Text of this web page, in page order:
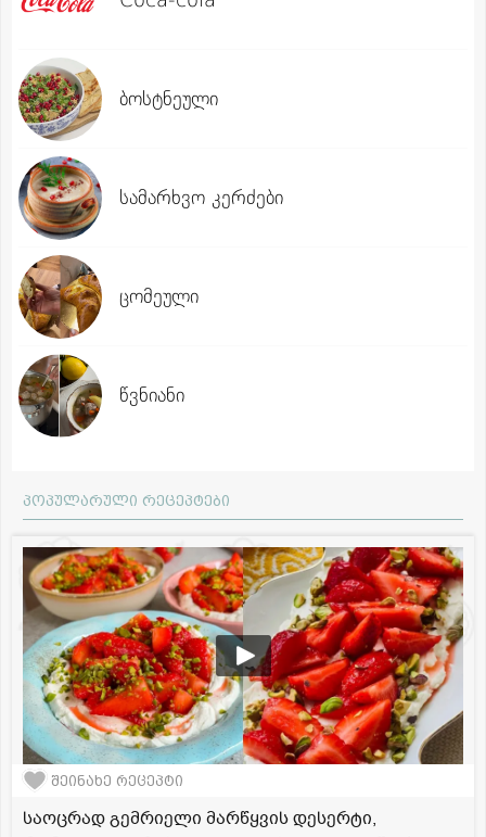
ბოსტნეული
სამარხვო კერძები
ცომეული
წვნიანი
პოპულარული რეცეპტები
შეინახე რეცეპტი
საოცრად გემრიელი მარწყვის დესერტი,